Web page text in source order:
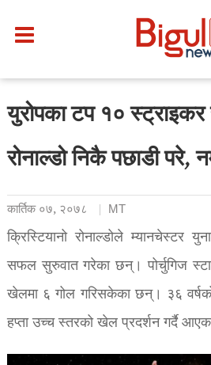
युरोपका टप १० स्ट्राइकर
रोनाल्डो निकै पछाडी परे,
कार्तिक ०७, २०७८ MT
क्रिस्टियानो रोनाल्डोले म्यानचेस्टर
सफल सुरुवात गरेका छन्। पोर्चुगिज
खेलमा ६ गोल गरिसकेका छन्। ३६
हप्ता उच्च स्तरको खेल प्रदर्शन गर्दै